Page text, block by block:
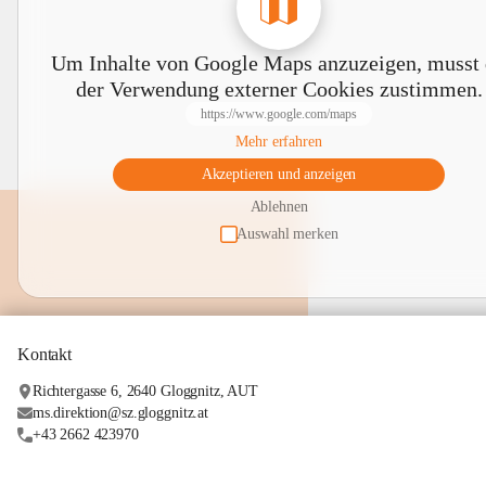
Um Inhalte von Google Maps anzuzeigen, musst
der Verwendung externer Cookies zustimmen.
https://www.google.com/maps
Mehr erfahren
Akzeptieren und anzeigen
Ablehnen
Auswahl merken
Kontakt
Richtergasse 6, 2640 Gloggnitz, AUT
ms.direktion@sz.gloggnitz.at
+43 2662 423970